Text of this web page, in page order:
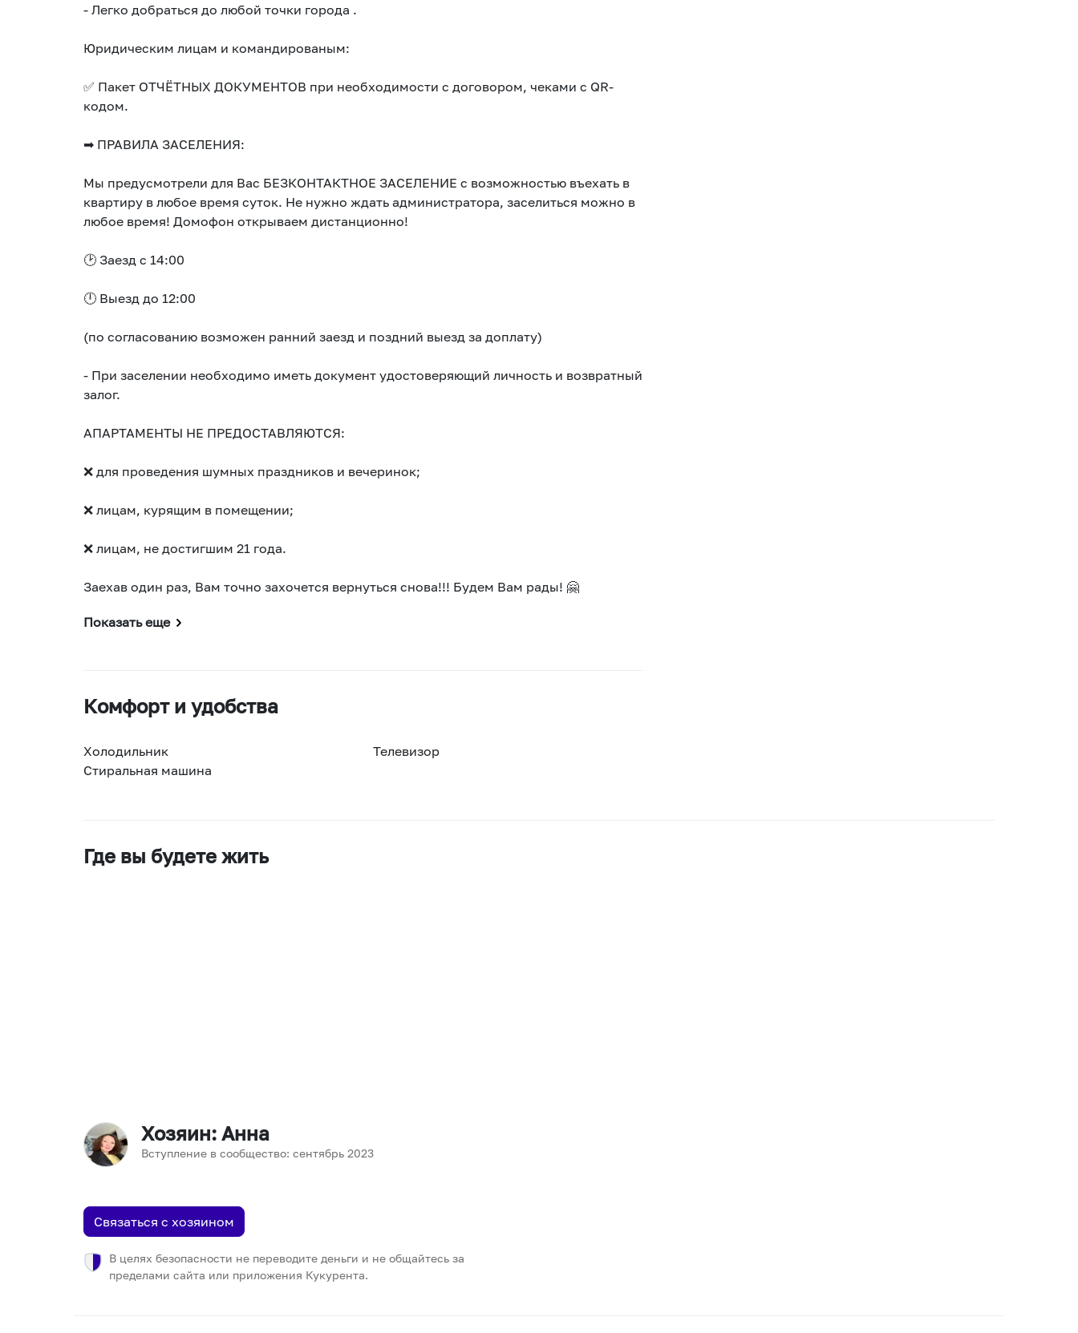
- Легко добраться до любой точки города .
Юридическим лицам и командированым:
✅ Пакет ОТЧЁТНЫХ ДОКУМЕНТОВ при необходимости с договором, чеками с QR-
кодом.
➡ ПРАВИЛА ЗАСЕЛЕНИЯ:
Мы предусмотрели для Вас БЕЗКОНТАКТНОЕ ЗАСЕЛЕНИЕ с возможностью въехать в
квартиру в любое время суток. Не нужно ждать администратора, заселиться можно в
любое время! Домофон открываем дистанционно!
🕑 Заезд с 14:00
🕛 Выезд до 12:00
(по согласованию возможен ранний заезд и поздний выезд за доплату)
-​ При заселении необходимо иметь документ удостоверяющий личность и возвратный
залог.
АПАРТАМЕНТЫ НЕ ПРЕДОСТАВЛЯЮТСЯ:
❌ для проведения шумных праздников и вечеринок;
❌ лицам, курящим в помещении;
❌ лицам, не достигшим 21 года.
Заехав один раз, Вам точно захочется вернуться снова!!! Будем Вам рады! 🤗
Показать еще
Комфорт и удобства
Холодильник
Телевизор
Стиральная машина
Где вы будете жить
Хозяин: Анна
Вступление в сообщество: сентябрь 2023
Связаться с хозяином
В целях безопасности не переводите деньги и не общайтесь за
пределами сайта или приложения Кукурента.